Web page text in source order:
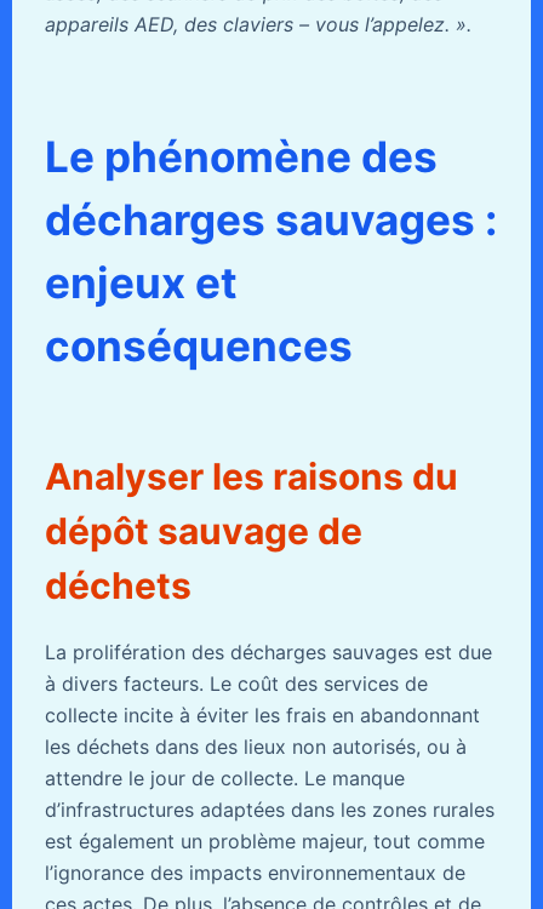
appareils AED, des claviers – vous l’appelez. ».
Le phénomène des
décharges sauvages :
enjeux et
conséquences
Analyser les raisons du
dépôt sauvage de
déchets
La prolifération des décharges sauvages est due
à divers facteurs. Le coût des services de
collecte incite à éviter les frais en abandonnant
les déchets dans des lieux non autorisés, ou à
attendre le jour de collecte. Le manque
d’infrastructures adaptées dans les zones rurales
est également un problème majeur, tout comme
l’ignorance des impacts environnementaux de
ces actes. De plus, l’absence de contrôles et de